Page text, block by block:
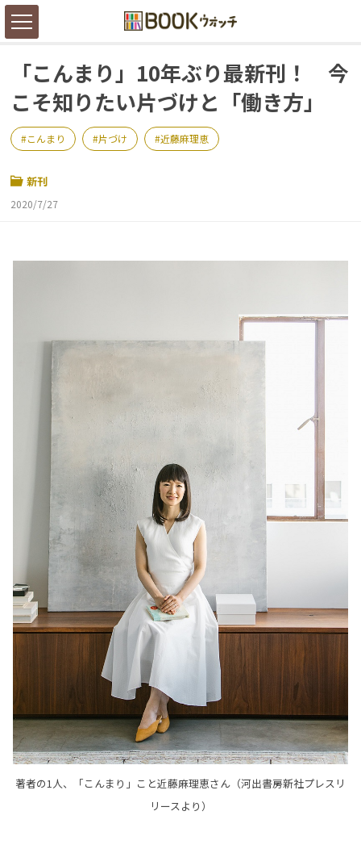
「こんまり」10年ぶり最新刊！ 今
こそ知りたい片づけと「働き方」
こんまり 片づけ 近藤麻理恵
新刊
2020/7/27
著者の1人、「こんまり」こと近藤麻理恵さん（河出書房新社プレスリ
リースより）